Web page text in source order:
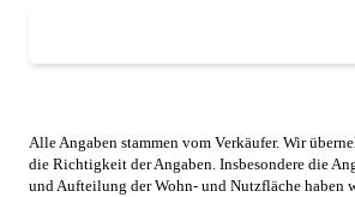
Alle Angaben stammen vom Verkäufer. Wir
die Richtigkeit der Angaben. Insbesondere die
und Aufteilung der Wohn- und Nutzfläche haben